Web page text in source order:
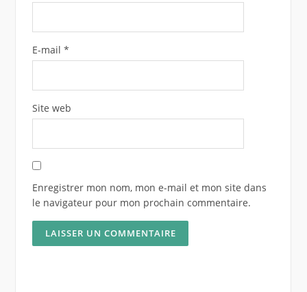
E-mail *
Site web
Enregistrer mon nom, mon e-mail et mon site dans
le navigateur pour mon prochain commentaire.